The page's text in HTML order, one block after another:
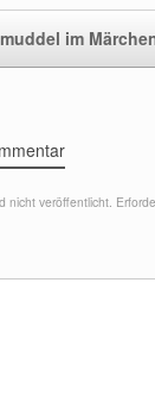
im
nicht veröffentlicht.